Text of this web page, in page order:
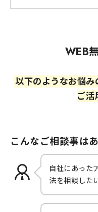
WEB
以下のようなお悩
ご活
こんなご相談事は
自社にあった
法を相談した